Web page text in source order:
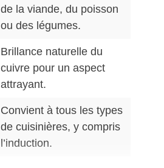
de la viande, du poisson
ou des légumes.
Brillance naturelle du
cuivre pour un aspect
attrayant.
Convient à tous les types
de cuisinières, y compris
l’induction.